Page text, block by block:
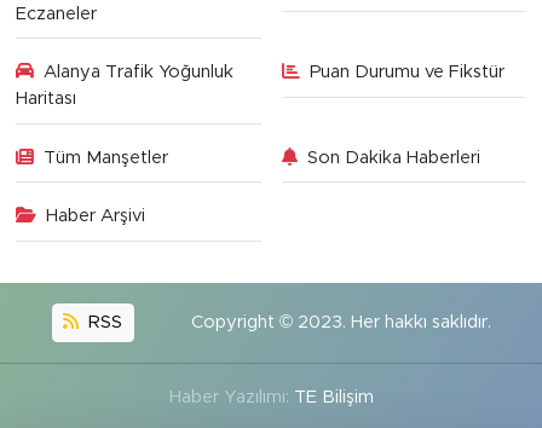
Eczaneler
Alanya Trafik Yoğunluk
Haritası
Puan Durumu ve Fikstür
Tüm Manşetler Son Dakika Haberleri
Haber Arşivi
RSS Copyright © 2023. Her hakkı saklıdır.
Haber Yazılımı: TE Bilişim